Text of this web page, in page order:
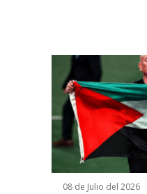
08 de Julio del 2026